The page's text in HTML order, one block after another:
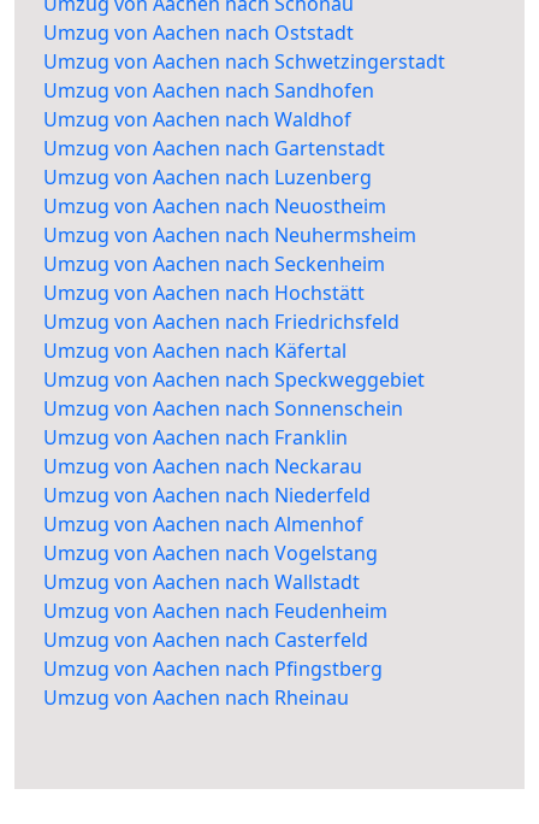
Umzug von Aachen nach Oststadt
Umzug von Aachen nach Schwetzingerstadt
Umzug von Aachen nach Sandhofen
Umzug von Aachen nach Waldhof
Umzug von Aachen nach Gartenstadt
Umzug von Aachen nach Luzenberg
Umzug von Aachen nach Neuostheim
Umzug von Aachen nach Neuhermsheim
Umzug von Aachen nach Seckenheim
Umzug von Aachen nach Hochstätt
Umzug von Aachen nach Friedrichsfeld
Umzug von Aachen nach Käfertal
Umzug von Aachen nach Speckweggebiet
Umzug von Aachen nach Sonnenschein
Umzug von Aachen nach Franklin
Umzug von Aachen nach Neckarau
Umzug von Aachen nach Niederfeld
Umzug von Aachen nach Almenhof
Umzug von Aachen nach Vogelstang
Umzug von Aachen nach Wallstadt
Umzug von Aachen nach Feudenheim
Umzug von Aachen nach Casterfeld
Umzug von Aachen nach Pfingstberg
Umzug von Aachen nach Rheinau